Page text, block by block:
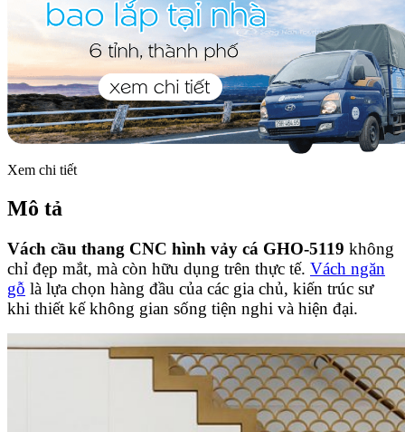
Xem chi tiết
Mô tả
Vách cầu thang CNC hình vảy cá GHO-5119 không
chỉ đẹp mắt, mà còn hữu dụng trên thực tế. Vách ngăn
gỗ là lựa chọn hàng đầu của các gia chủ, kiến trúc sư
khi thiết kế không gian sống tiện nghi và hiện đại.